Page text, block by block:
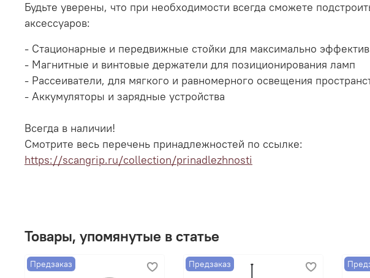
Будьте уверены, что при необходимости всегда сможете
аксессуаров:
- Стационарные и передвижные стойки для максимально
- Магнитные и винтовые держатели для позиционирования ламп
- Рассеиватели, для мягкого и равномерного освещения
- Аккумуляторы и зарядные устройства
Всегда в наличии!
Смотрите весь перечень принадлежностей по ссылке:
https://scangrip.ru/collection/prinadlezhnosti
Товары, упомянутые в статье
Предзаказ Предзаказ